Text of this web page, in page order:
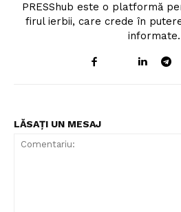
PRESShub este o platformă
firul ierbii, care crede în
informate.
LĂSAȚI UN MESAJ